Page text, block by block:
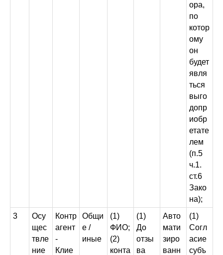
ора,
по
котор
ому
он
будет
явля
ться
выго
допр
иобр
етате
лем
(п.5
ч.1.
ст.6
Зако
на);
3
Осу
щес
твле
ние
Контр
агент
-
Клие
Общи
е /
иные
(1)
ФИО;
(2)
конта
(1)
До
отзы
ва
Авто
мати
зиро
ванн
(1)
Согл
асие
субъ